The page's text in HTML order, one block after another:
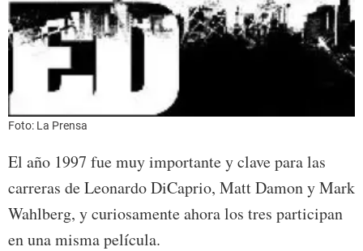
Foto: La Prensa
El año 1997 fue muy importante y clave para las
carreras de Leonardo DiCaprio, Matt Damon y Mark
Wahlberg, y curiosamente ahora los tres participan
en una misma película.